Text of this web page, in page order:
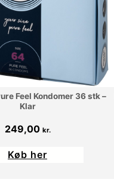
Feel Kondomer 36 stk –
Klar
249,00 kr.
Køb her